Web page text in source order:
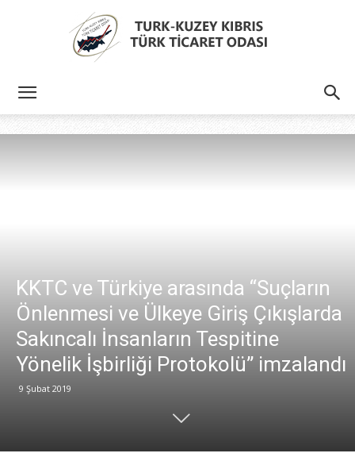
Ticaret
KKTC ve Türkiye arasında “Suçların
Önlenmesi ve Ülkeye Giriş Çıkışlarda
Sakıncalı İnsanların Tespitine
Yönelik İşbirliği Protokolü” imzalandı
9 Şubat 2019